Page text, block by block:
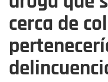
cerca de